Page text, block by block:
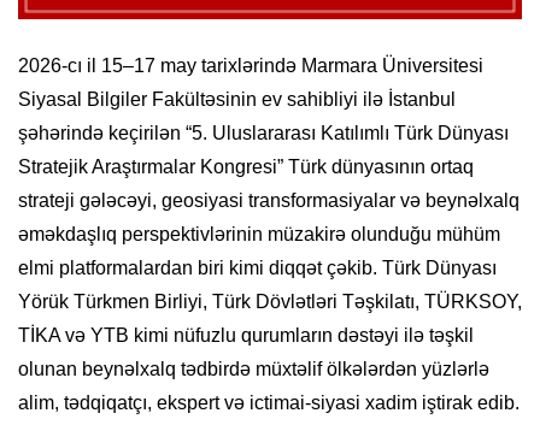
2026-cı il 15–17 may tarixlərində Marmara Üniversitesi
Siyasal Bilgiler Fakültəsinin ev sahibliyi ilə İstanbul
şəhərində keçirilən “5. Uluslararası Katılımlı Türk Dünyası
Stratejik Araştırmalar Kongresi” Türk dünyasının ortaq
strateji gələcəyi, geosiyasi transformasiyalar və beynəlxalq
əməkdaşlıq perspektivlərinin müzakirə olunduğu mühüm
elmi platformalardan biri kimi diqqət çəkib. Türk Dünyası
Yörük Türkmen Birliyi, Türk Dövlətləri Təşkilatı, TÜRKSOY,
TİKA və YTB kimi nüfuzlu qurumların dəstəyi ilə təşkil
olunan beynəlxalq tədbirdə müxtəlif ölkələrdən yüzlərlə
alim, tədqiqatçı, ekspert və ictimai-siyasi xadim iştirak edib.